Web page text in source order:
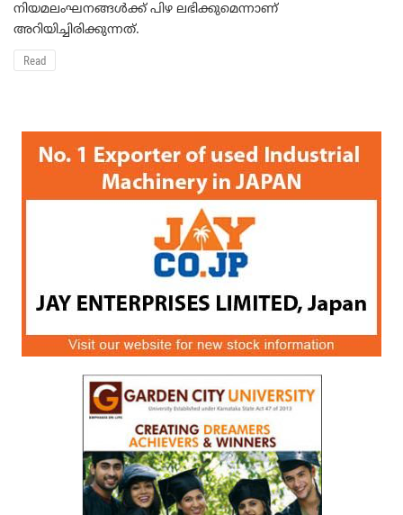
നിയമലംഘനങ്ങള്‍ക്ക് പിഴ ലഭിക്കുമെന്നാണ്
അറിയിച്ചിരിക്കുന്നത്.
Read